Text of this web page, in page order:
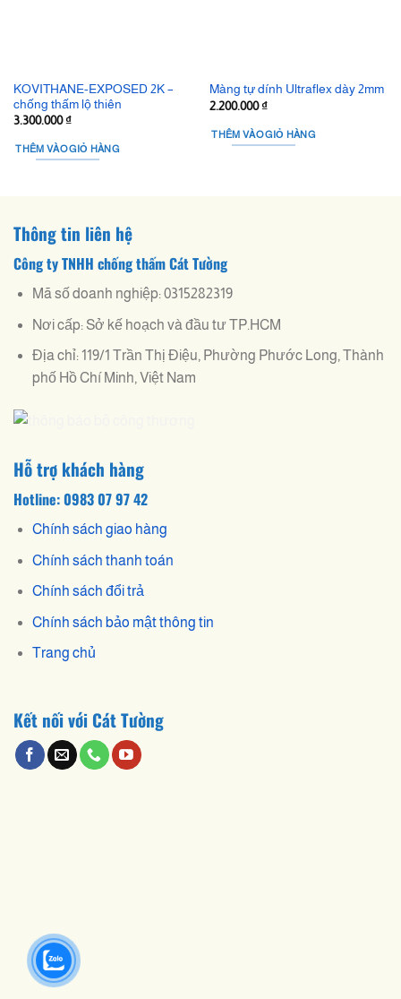
KOVITHANE-EXPOSED 2K –
chống thấm lộ thiên
3.300.000₫
THÊM VÀO GIỎ HÀNG
Màng tự dính Ultraflex dày 2mm
2.200.000₫
THÊM VÀO GIỎ HÀNG
Thông tin liên hệ
Công ty TNHH chống thấm Cát Tường
Mã số doanh nghiệp: 0315282319
Nơi cấp: Sở kế hoạch và đầu tư TP.HCM
Địa chỉ: 119/1 Trần Thị Điệu, Phường Phước Long, Thành
phố Hồ Chí Minh, Việt Nam
Hỗ trợ khách hàng
Hotline: 0983 07 97 42
Chính sách giao hàng
Chính sách thanh toán
Chính sách đổi trả
Chính sách bảo mật thông tin
Trang chủ
Kết nối với Cát Tường